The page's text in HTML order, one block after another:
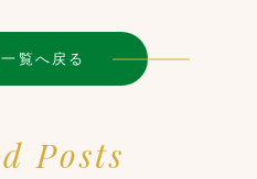
覧へ戻る
Posts